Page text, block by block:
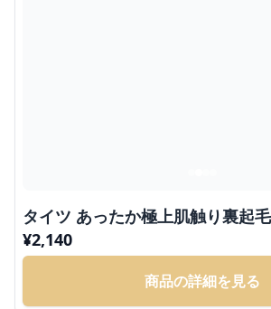
タイツ あったか極上肌触り裏起
¥2,140
商品の詳細を見る